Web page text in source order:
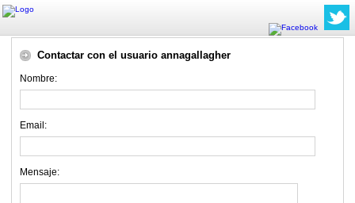
Contactar con el usuario annagallagher
Nombre:
Email:
Mensaje: